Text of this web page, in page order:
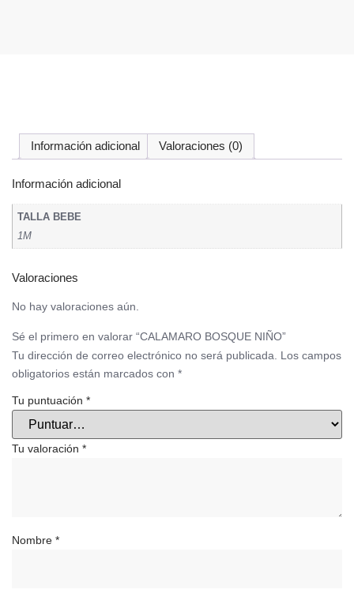
Información adicional Valoraciones (0)
Información adicional
TALLA BEBE
1M
Valoraciones
No hay valoraciones aún.
Sé el primero en valorar “CALAMARO BOSQUE NIÑO”
Tu dirección de correo electrónico no será publicada. Los campos
obligatorios están marcados con *
Tu puntuación *
Tu valoración *
Nombre *